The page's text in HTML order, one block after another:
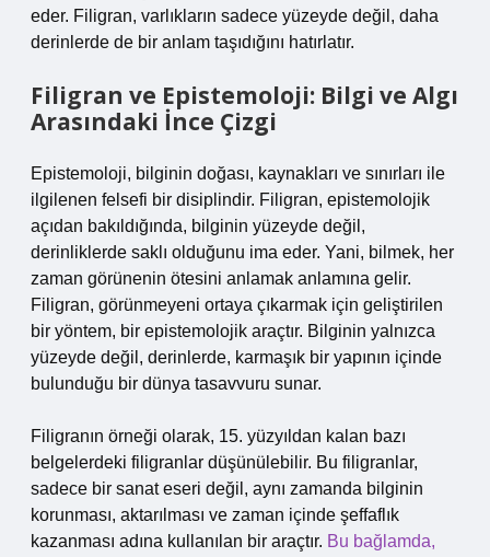
eder. Filigran, varlıkların sadece yüzeyde değil, daha
derinlerde de bir anlam taşıdığını hatırlatır.
Filigran ve Epistemoloji: Bilgi ve Algı
Arasındaki İnce Çizgi
Epistemoloji, bilginin doğası, kaynakları ve sınırları ile
ilgilenen felsefi bir disiplindir. Filigran, epistemolojik
açıdan bakıldığında, bilginin yüzeyde değil,
derinliklerde saklı olduğunu ima eder. Yani, bilmek, her
zaman görünenin ötesini anlamak anlamına gelir.
Filigran, görünmeyeni ortaya çıkarmak için geliştirilen
bir yöntem, bir epistemolojik araçtır. Bilginin yalnızca
yüzeyde değil, derinlerde, karmaşık bir yapının içinde
bulunduğu bir dünya tasavvuru sunar.
Filigranın örneği olarak, 15. yüzyıldan kalan bazı
belgelerdeki filigranlar düşünülebilir. Bu filigranlar,
sadece bir sanat eseri değil, aynı zamanda bilginin
korunması, aktarılması ve zaman içinde şeffaflık
kazanması adına kullanılan bir araçtır. Bu bağlamda,